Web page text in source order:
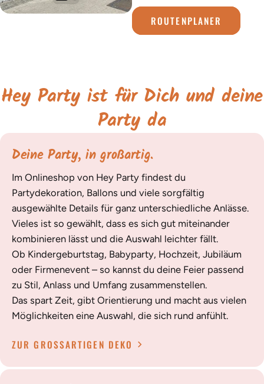
ROUTENPLANER
Hey Party ist für Dich und deine
Party da
Deine Party, in großartig.
Im Onlineshop von Hey Party findest du
Partydekoration, Ballons und viele sorgfältig
ausgewählte Details für ganz unterschiedliche Anlässe.
Vieles ist so gewählt, dass es sich gut miteinander
kombinieren lässt und die Auswahl leichter fällt.
Ob Kindergeburtstag, Babyparty, Hochzeit, Jubiläum
oder Firmenevent – so kannst du deine Feier passend
zu Stil, Anlass und Umfang zusammenstellen.
Das spart Zeit, gibt Orientierung und macht aus vielen
Möglichkeiten eine Auswahl, die sich rund anfühlt.
ZUR GROSSARTIGEN DEKO